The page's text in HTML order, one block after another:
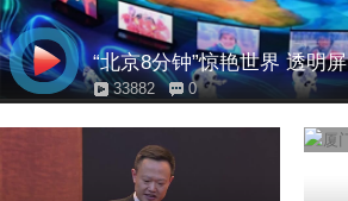
“北京8分钟”惊艳世界 透明屏
33882 0